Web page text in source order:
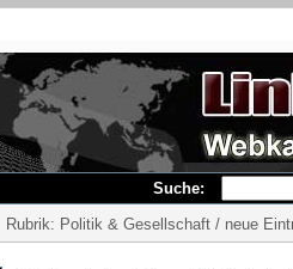
Suche:
Politik & Gesellschaft / neue